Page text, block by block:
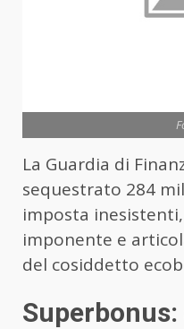
La Guardia di
sequestrato 284
imposta
imponente e
del cosiddetto